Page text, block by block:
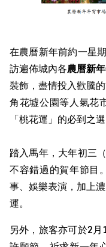
在農曆新年前約一星
訪遍佈城內各農曆新年
裝飾，盡情投入歡騰
角花墟公園等人氣花
「桃花運」的必到之選
踏入馬年，大年初三
不容錯過的賀年節目
事、娛樂表演，加上
運。
另外，旅客亦可於2